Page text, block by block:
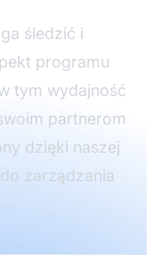
śledzić i
programu
tym wydajność
partnerom
dzięki naszej
zarządzania